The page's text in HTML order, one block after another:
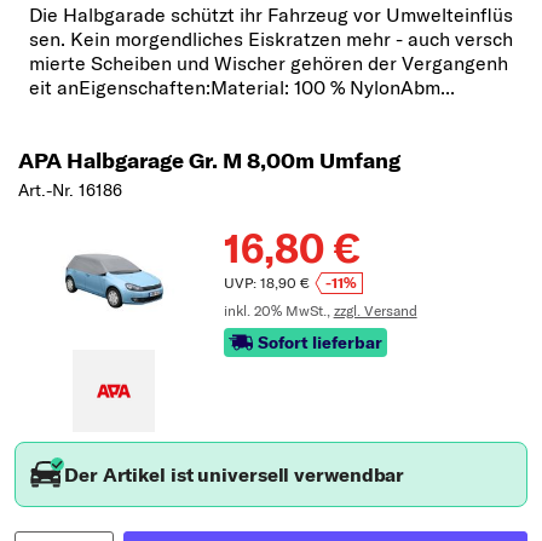
Die Halbgarade schützt ihr Fahrzeug vor Umwelteinflüs
sen. Kein morgendliches Eiskratzen mehr - auch versch
mierte Scheiben und Wischer gehören der Vergangenh
eit anEigenschaften:Material: 100 % NylonAbm...
APA Halbgarage Gr. M 8,00m Umfang
Art.-Nr. 16186
16,80 €
UVP: 18,90 €
-11%
inkl. 20% MwSt., zzgl. Versand
Sofort lieferbar
Der Artikel ist universell verwendbar